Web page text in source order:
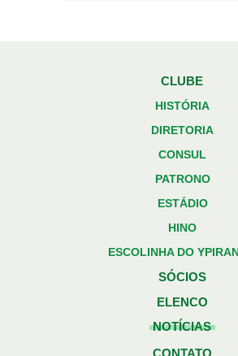
CLUBE
HISTÓRIA
DIRETORIA
CONSUL
PATRONO
ESTÁDIO
HINO
ESCOLINHA DO
SÓCIOS
ELENCO
NOTÍCIAS